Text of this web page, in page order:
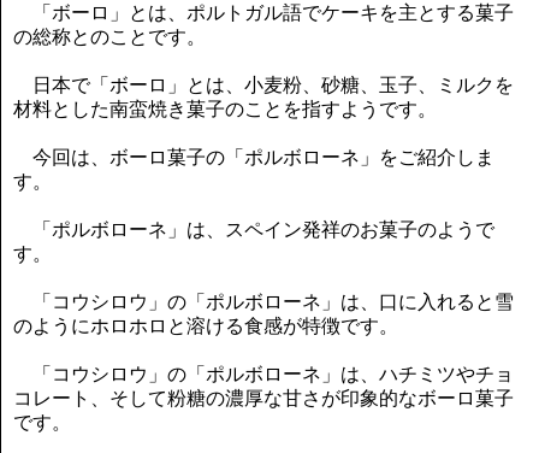
「ボーロ」とは、ポルトガル語でケーキを主とする菓子
の総称とのことです。
日本で「ボーロ」とは、小麦粉、砂糖、玉子、ミルクを
材料とした南蛮焼き菓子のことを指すようです。
今回は、ボーロ菓子の「ポルボローネ」をご紹介しま
す。
「ポルボローネ」は、スペイン発祥のお菓子のようで
す。
「コウシロウ」の「ポルボローネ」は、口に入れると雪
のようにホロホロと溶ける食感が特徴です。
「コウシロウ」の「ポルボローネ」は、ハチミツやチョ
コレート、そして粉糖の濃厚な甘さが印象的なボーロ菓子
です。